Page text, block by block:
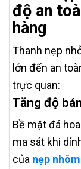
độ an
hàng
Thanh nẹp
lớn đến an
trực quan:
Tăng độ
Bề mặt đá
ma sát khi
của nẹp